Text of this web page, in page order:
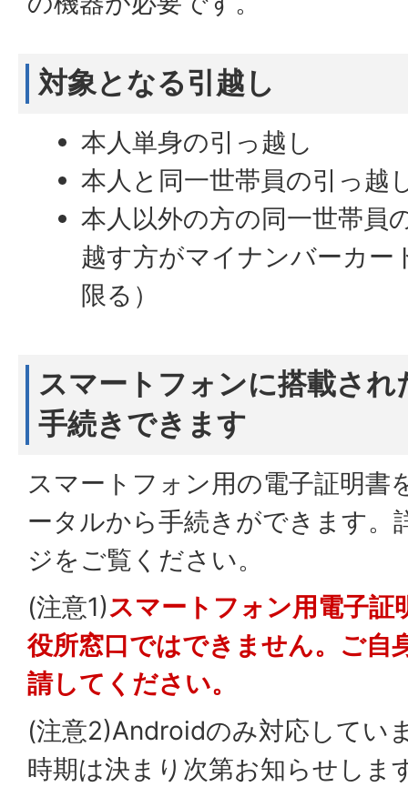
対象となる引越し
本人単身の引っ越し
本人と同一世帯員の引っ越
本人以外の方の同一世帯員
越す方がマイナンバーカー
限る）
スマートフォンに搭載され
手続きできます
スマートフォン用の電子証明書
ータルから手続きができます。
ジをご覧ください。
(注意1)スマートフォン用電子証
役所窓口ではできません。ご自
請してください。
(注意2)Androidのみ対応してい
時期は決まり次第お知らせしま